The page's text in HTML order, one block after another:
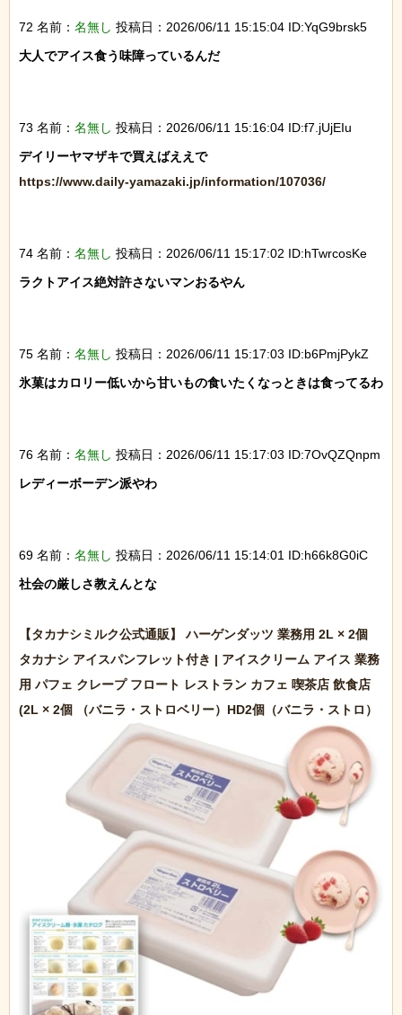
72 名前： 名無し 投稿日：2026/06/11 15:15:04 ID:YqG9brsk5
大人でアイス食う味障っているんだ
73 名前： 名無し 投稿日：2026/06/11 15:16:04 ID:f7.jUjEIu
https://www.daily-yamazaki.jp/information/107036/
74 名前： 名無し 投稿日：2026/06/11 15:17:02 ID:hTwrcosKe
ラクトアイス絶対許さないマンおるやん
75 名前： 名無し 投稿日：2026/06/11 15:17:03 ID:b6PmjPykZ
氷菓はカロリー低いから甘いもの食いたくなっときは食ってるわ
76 名前： 名無し 投稿日：2026/06/11 15:17:03 ID:7OvQZQnpm
レディーボーデン派やわ
69 名前： 名無し 投稿日：2026/06/11 15:14:01 ID:h66k8G0iC
社会の厳しさ教えんとな
【タカナシミルク公式通販】 ハーゲンダッツ 業務用 2L × 2個
タカナシ アイスパンフレット付き | アイスクリーム アイス 業務
用 パフェ クレープ フロート レストラン カフェ 喫茶店 飲食店